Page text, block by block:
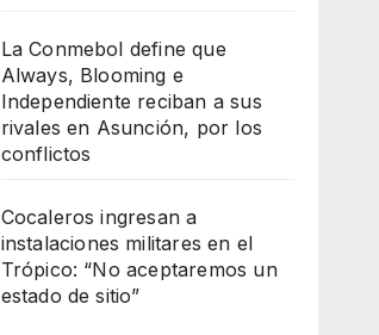
La Conmebol define que
Always, Blooming e
Independiente reciban a sus
rivales en Asunción, por los
conflictos
Cocaleros ingresan a
instalaciones militares en el
Trópico: “No aceptaremos un
estado de sitio”